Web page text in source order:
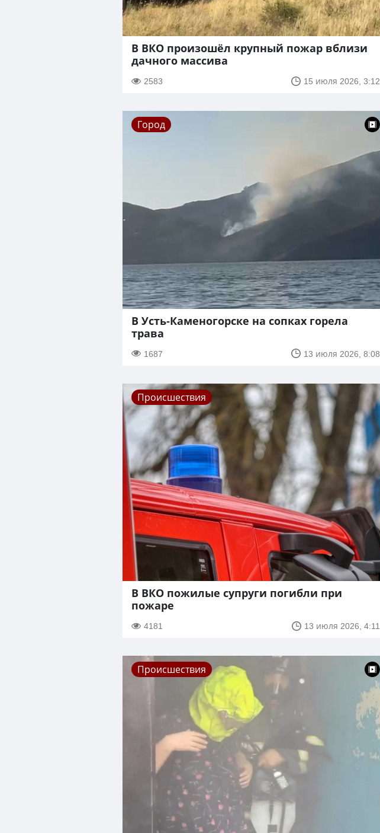
В ВКО произошёл крупный пожар вблизи
дачного массива
2583 15 июля 2026, 3:12
Город
В Усть-Каменогорске на сопках горела
трава
1687 13 июля 2026, 8:08
Происшествия
В ВКО пожилые супруги погибли при
пожаре
4181 13 июля 2026, 4:11
Происшествия